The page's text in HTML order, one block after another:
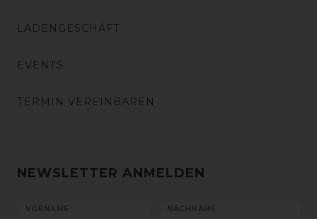
LADENGESCHÄFT
EVENTS
TERMIN VEREINBAREN
NEWSLETTER ANMELDEN
VORNAME NACHNAME